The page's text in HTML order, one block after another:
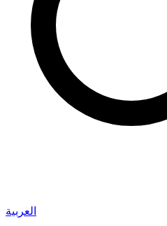
العربية